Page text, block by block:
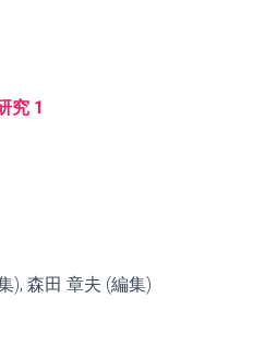
究 1
), 森田 章夫 (編集)